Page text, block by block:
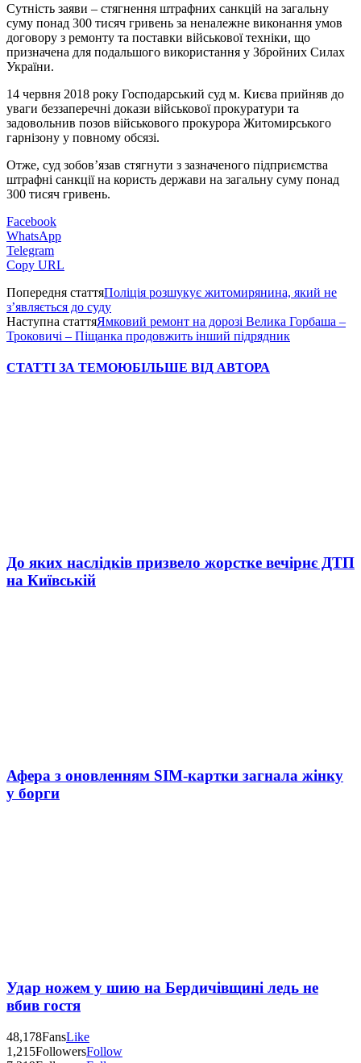
Сутність заяви – стягнення штрафних санкцій на загальну
суму понад 300 тисяч гривень за неналежне виконання умов
договору з ремонту та поставки військової техніки, що
призначена для подальшого використання у Збройних Силах
України.
14 червня 2018 року Господарський суд м. Києва прийняв до
уваги беззаперечні докази військової прокуратури та
задовольнив позов військового прокурора Житомирського
гарнізону у повному обсязі.
Отже, суд зобов’язав стягнути з зазначеного підприємства
штрафні санкції на користь держави на загальну суму понад
300 тисяч гривень.
Facebook
WhatsApp
Telegram
Copy URL
Попередня статтяПоліція розшукує житомирянина, який не
з’являється до суду
Наступна статтяЯмковий ремонт на дорозі Велика Горбаша –
Троковичі – Піщанка продовжить інший підрядник
СТАТТІ ЗА ТЕМОЮБІЛЬШЕ ВІД АВТОРА
До яких наслідків призвело жорстке вечірнє ДТП
на Київській
Афера з оновленням SIM-картки загнала жінку
у борги
Удар ножем у шию на Бердичівщині ледь не
вбив гостя
48,178FansLike
1,215FollowersFollow